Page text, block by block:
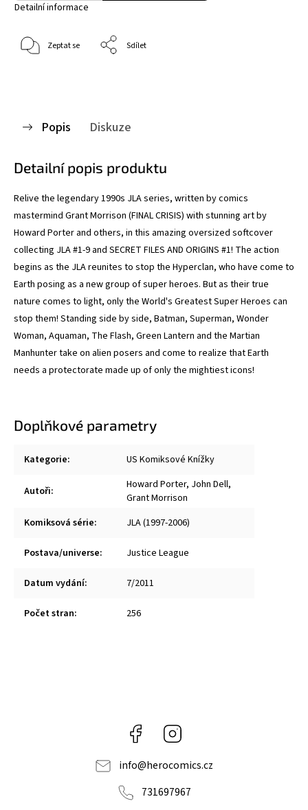
Detailní informace
Zeptat se Sdílet
Popis Diskuze
Detailní popis produktu
Relive the legendary 1990s JLA series, written by comics
mastermind Grant Morrison (FINAL CRISIS) with stunning art by
Howard Porter and others, in this amazing oversized softcover
collecting JLA #1-9 and SECRET FILES AND ORIGINS #1! The action
begins as the JLA reunites to stop the Hyperclan, who have come to
Earth posing as a new group of super heroes. But as their true
nature comes to light, only the World's Greatest Super Heroes can
stop them! Standing side by side, Batman, Superman, Wonder
Woman, Aquaman, The Flash, Green Lantern and the Martian
Manhunter take on alien posers and come to realize that Earth
needs a protectorate made up of only the mightiest icons!
Doplňkové parametry
Kategorie: US Komiksové Knížky
Autoři: Howard Porter, John Dell,
Grant Morrison
Komiksová série: JLA (1997-2006)
Postava/universe: Justice League
Datum vydání: 7/2011
Počet stran: 256
Facebook
info@herocomics.cz
731697967